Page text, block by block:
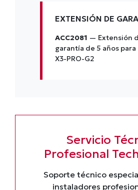
EXTENSIÓN DE
ACC2081 — Extensión
garantía de 5 años para
X3-PRO-G2
Servicio
Profesional
Soporte técnico
instaladores